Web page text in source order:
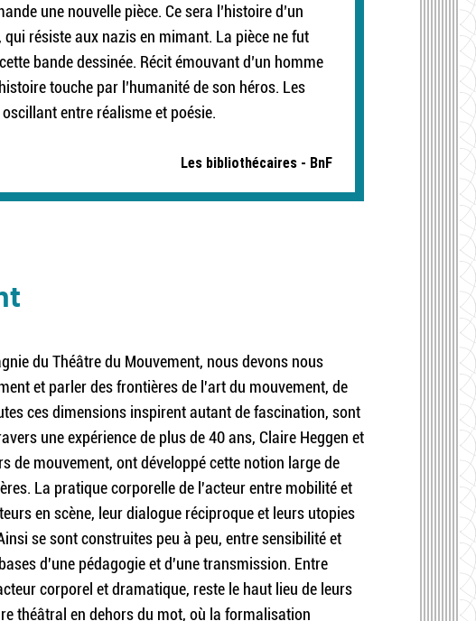
une nouvelle pièce. Ce sera l’histoire d’un
résiste aux nazis en mimant. La pièce ne fut
bande dessinée. Récit émouvant d’un homme
touche par l’humanité de son héros. Les
entre réalisme et poésie.
Les bibliothécaires - BnF
du Théâtre du Mouvement, nous devons nous
et parler des frontières de l'art du mouvement, de
ces dimensions inspirent autant de fascination, sont
une expérience de plus de 40 ans, Claire Heggen et
de mouvement, ont développé cette notion large de
La pratique corporelle de l'acteur entre mobilité et
en scène, leur dialogue réciproque et leurs utopies
se sont construites peu à peu, entre sensibilité et
d'une pédagogie et d'une transmission. Entre
corporel et dramatique, reste le haut lieu de leurs
théâtral en dehors du mot, où la formalisation